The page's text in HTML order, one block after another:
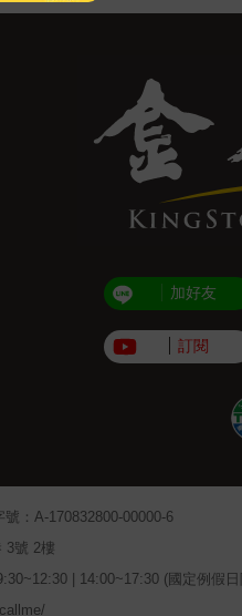
加好友
訂閱
：A-170832800-00000-6
3號 2樓
| 14:00~17:30 (國定例假日